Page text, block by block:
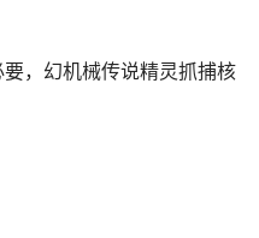
，幻机械传说精灵抓捕核